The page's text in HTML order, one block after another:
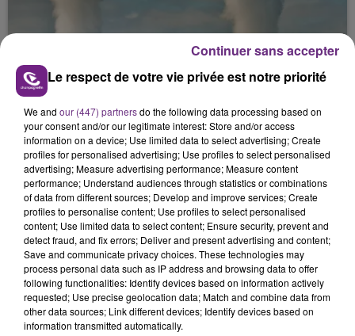
LA CENTRALE NUCLÉAIRE DE CHOOZ
TOUJOURS À L'ARRÊT
Cela fait déjà une semaine que la centrale
nucléaire ardennaise est à l'arrêt. Une situation
justifiée par la sécheresse intense qui est toujours
présente.
LE MAGASIN JOUÉCLUB DE REIMS FERME
Le respect de votre vie privée est notre priorité
We and our (447) partnersdo the following data processing based on
your consent and/or our legitimate interest: Store and/or access
information on a device; Use limited data to select advertising; Create
profiles for personalised advertising; Use profiles to select personalised
advertising; Measure advertising performance; Measure content
performance; Understand audiences through statistics or combinations
of data from different sources; Develop and improve services; Create
profiles to personalise content; Use profiles to select personalised
content; Use limited data to select content; Ensure security, prevent and
detect fraud, and fix errors; Deliver and present advertising and content;
Save and communicate privacy choices. These technologies may
process personal data such as IP address and browsing data to offer
following functionalities: Identify devices based on information actively
requested; Use precise geolocation data; Match and combine data from
other data sources; Link different devices; Identify devices based on
information transmitted automatically.
Continuer sans accepter